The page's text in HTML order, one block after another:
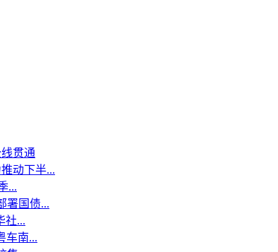
贯通
动下半...
...
署国债...
社...
车南...